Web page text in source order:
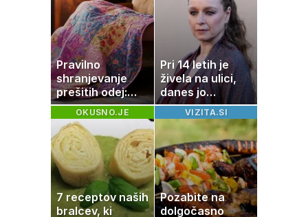
šokirale Evropo
visokega
holesterola
Pravilno
shranjevanje
prešitih odej:
Kako ohraniti
družinsko
dediščino
Pri 14 letih je
živela na ulici,
danes jo
občuduje ves
svet
OKUSNO.JE
7 receptov naših
bralcev, ki
VIZITA.SI
Pozabite na
dolgočasno